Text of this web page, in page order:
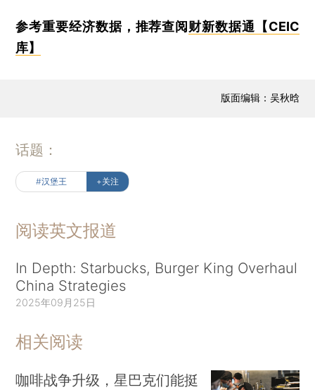
参考重要经济数据，推荐查阅财新数据通【CEIC
库】
版面编辑：吴秋晗
话题：
#汉堡王 +关注
阅读英文报道
In Depth: Starbucks, Burger King Overhaul
China Strategies
2025年09月25日
相关阅读
咖啡战争升级，星巴克们能挺